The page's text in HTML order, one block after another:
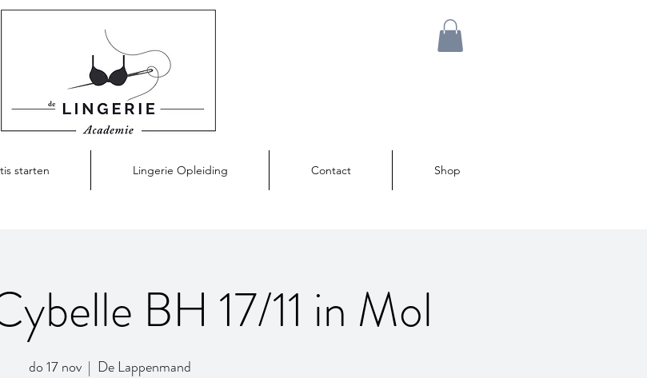
starten Lingerie Opleiding Contact Shop
BH 17/11 in Mol
do 17 nov
  |
De Lappenmand